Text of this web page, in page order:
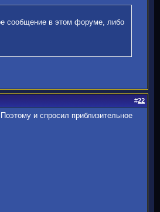
сообщение в этом форуме, либо
#22
и спросил приблизительное